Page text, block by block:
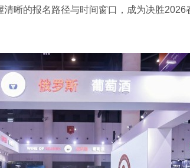
晰的报名路径与时间窗口，成为决胜2026